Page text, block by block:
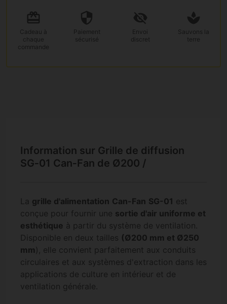
Cadeau à
chaque
commande
Paiement
sécurisé
Envoi
discret
Sauvons la
terre
Information sur Grille de diffusion
SG‑01 Can‑Fan de Ø200 /
La grille d'alimentation Can-Fan SG-01 est
conçue pour fournir une sortie d'air uniforme et
esthétique à partir du système de ventilation.
Disponible en deux tailles (Ø200 mm et Ø250
mm ), elle convient parfaitement aux conduits
circulaires et aux systèmes d'extraction dans les
applications de culture en intérieur et de
ventilation générale.